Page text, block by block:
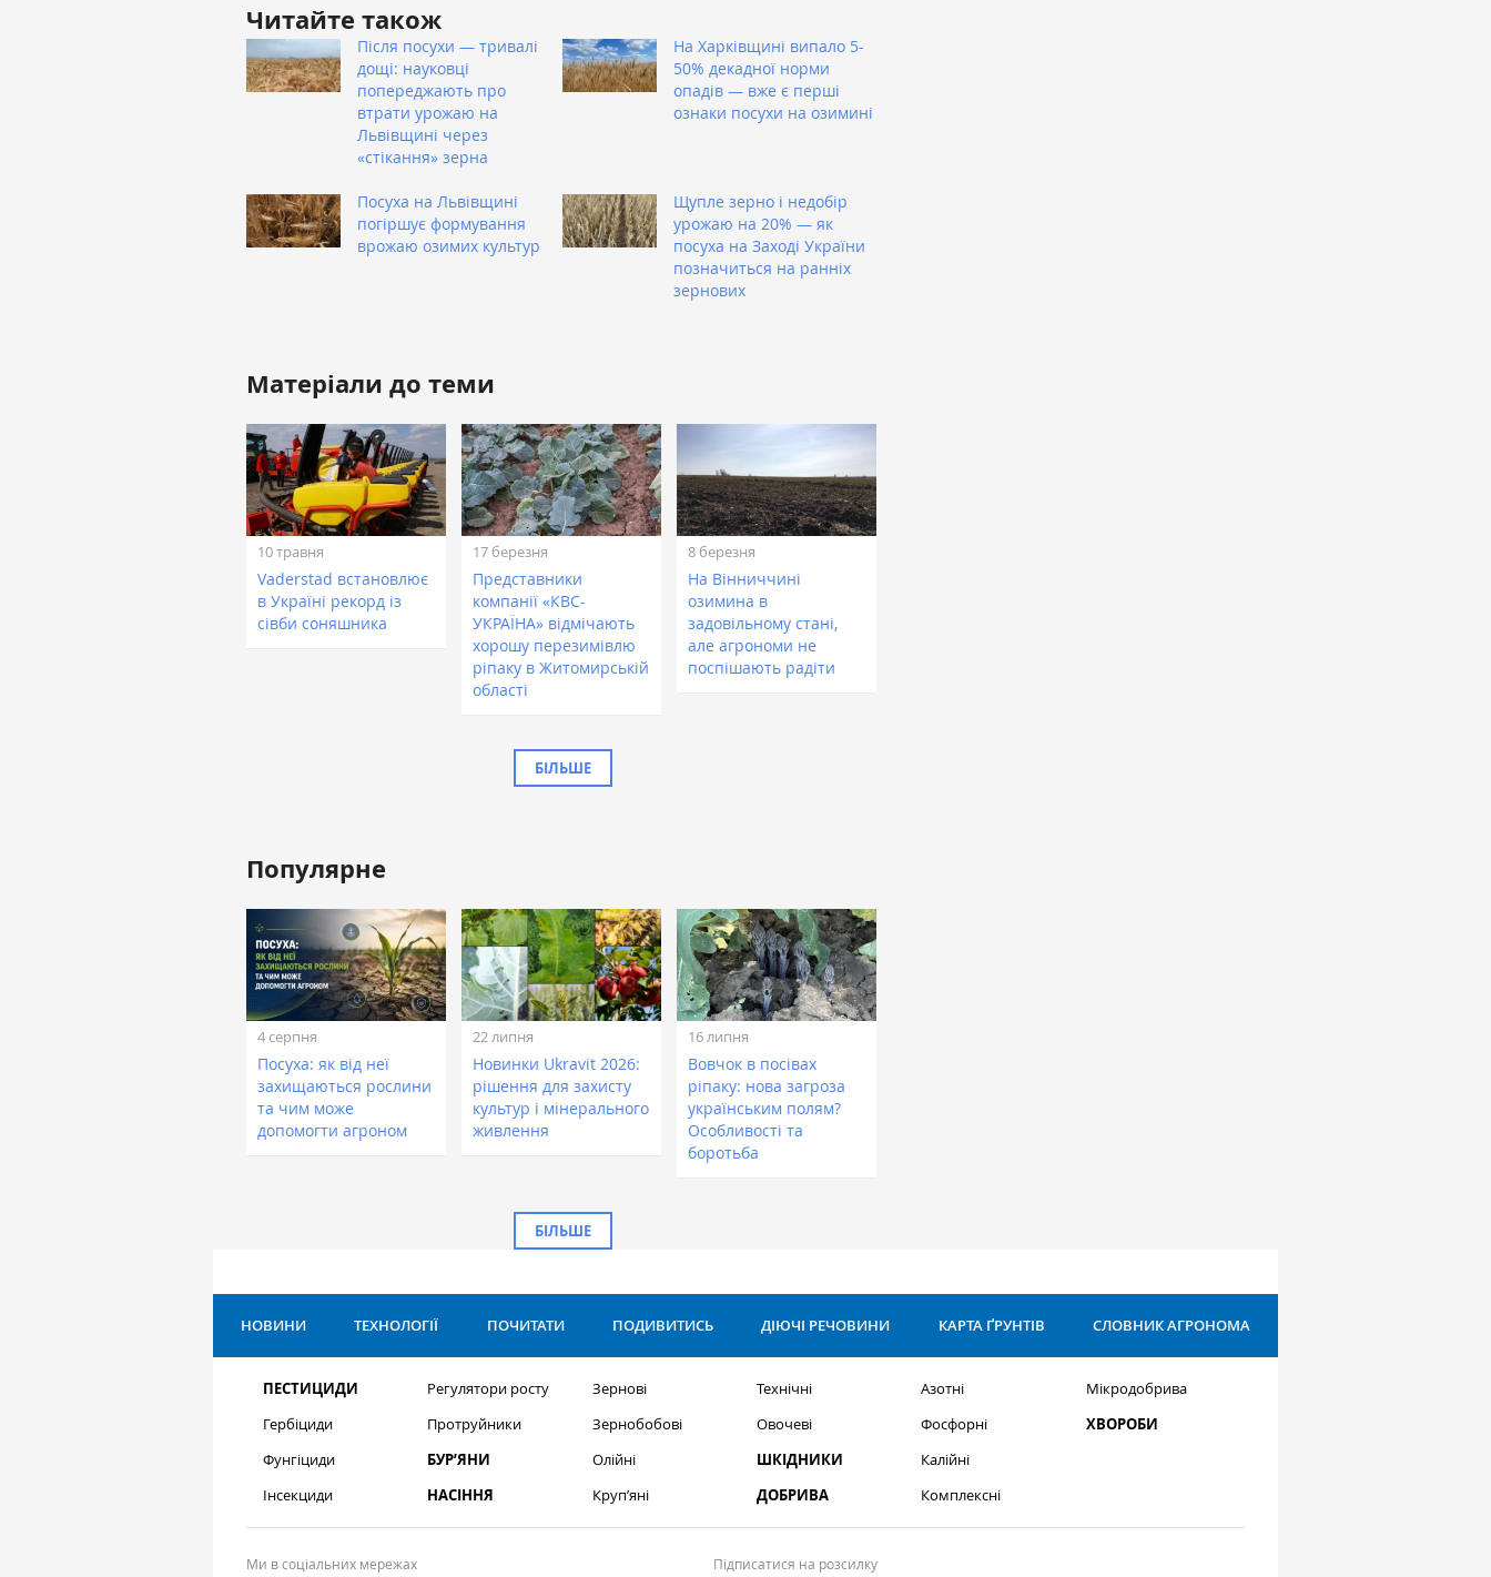
Читайте також
Після посухи — тривалі
дощі: науковці
попереджають про
втрати урожаю на
Львівщині через
«стікання» зерна
На Харківщині випало 5-
50% декадної норми
опадів — вже є перші
ознаки посухи на озимині
Посуха на Львівщині
погіршує формування
врожаю озимих культур
Щупле зерно і недобір
урожаю на 20% — як
посуха на Заході України
позначиться на ранніх
зернових
Матеріали до теми
10 травня
Vaderstad встановлює
в Україні рекорд із
сівби соняшника
17 березня
Представники
компанії «КВС-
УКРАЇНА» відмічають
хорошу перезимівлю
ріпаку в Житомирській
області
8 березня
На Вінниччині
озимина в
задовільному стані,
але агрономи не
поспішають радіти
БІЛЬШЕ
Популярне
4 серпня
Посуха: як від неї
захищаються рослини
та чим може
допомогти агроном
22 липня
Новинки Ukravit 2026:
рішення для захисту
культур і мінерального
живлення
16 липня
Вовчок в посівах
ріпаку: нова загроза
українським полям?
Особливості та
боротьба
БІЛЬШЕ
НОВИНИ ТЕХНОЛОГІЇ ПОЧИТАТИ ПОДИВИТИСЬ ДІЮЧІ РЕЧОВИНИ КАРТА ҐРУНТІВ СЛОВНИК АГРОНОМА
ПЕСТИЦИДИ
Гербіциди
Фунгіциди
Інсекциди
Регулятори росту
Протруйники
БУР’ЯНИ
НАСІННЯ
Зернові
Зернобобові
Олійні
Круп’яні
Технічні
Овочеві
ШКІДНИКИ
ДОБРИВА
Азотні
Фосфорні
Калійні
Комплексні
Мікродобрива
ХВОРОБИ
Ми в соціальних мережах Підписатися на розсилку